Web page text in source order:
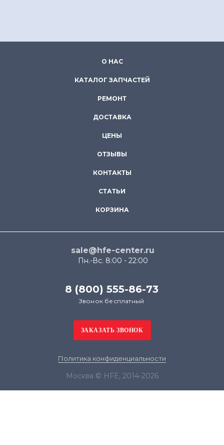
О НАС
КАТАЛОГ ЗАПЧАСТЕЙ
РЕМОНТ
ДОСТАВКА
ЦЕНЫ
ОТЗЫВЫ
КОНТАКТЫ
СТАТЬИ
КОРЗИНА
sale@hfe-center.ru
Пн.-Вс. 8:00 - 22:00
8 (800) 555-86-73
Звонок бесплатный
Политика конфиденциальности
Москва © HFE, 2014-2026